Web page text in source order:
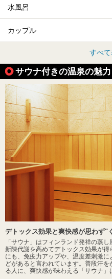
水風呂
カップル
すべ
サウナ付きの温泉の魅力
デトックス効果と爽快感が思わず"
「サウナ」はフィンランド発祥の蒸
新陳代謝を高めてデトックス効果が
にも、免疫力アップや、温度差刺激
どがあると言われています。普段汗
る人に、爽快感が味わえる「サウナ」